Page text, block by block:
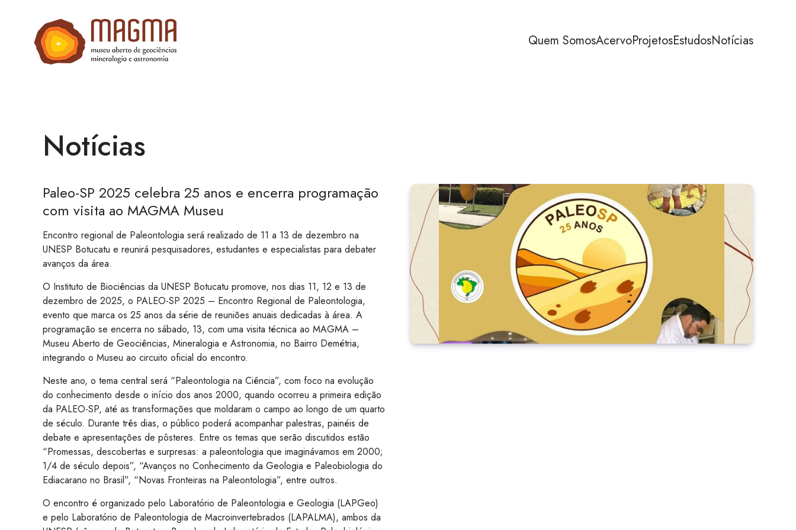
Quem SomosAcervoProjetosEstudosNotícias
Notícias
Paleo-SP 2025 celebra 25 anos e encerra programação
com visita ao MAGMA Museu
Encontro regional de Paleontologia será realizado de 11 a 13 de dezembro na
UNESP Botucatu e reunirá pesquisadores, estudantes e especialistas para debater
avanços da área.
O Instituto de Biociências da UNESP Botucatu promove, nos dias 11, 12 e 13 de
dezembro de 2025, o PALEO-SP 2025 – Encontro Regional de Paleontologia,
evento que marca os 25 anos da série de reuniões anuais dedicadas à área. A
programação se encerra no sábado, 13, com uma visita técnica ao MAGMA –
Museu Aberto de Geociências, Mineralogia e Astronomia, no Bairro Demétria,
integrando o Museu ao circuito oficial do encontro.
Neste ano, o tema central será “Paleontologia na Ciência”, com foco na evolução
do conhecimento desde o início dos anos 2000, quando ocorreu a primeira edição
da PALEO-SP, até as transformações que moldaram o campo ao longo de um quarto
de século. Durante três dias, o público poderá acompanhar palestras, painéis de
debate e apresentações de pôsteres. Entre os temas que serão discutidos estão
“Promessas, descobertas e surpresas: a paleontologia que imaginávamos em 2000;
1/4 de século depois”, “Avanços no Conhecimento da Geologia e Paleobiologia do
Ediacarano no Brasil”, “Novas Fronteiras na Paleontologia”, entre outros.
O encontro é organizado pelo Laboratório de Paleontologia e Geologia (LAPGeo)
e pelo Laboratório de Paleontologia de Macroinvertebrados (LAPALMA), ambos da